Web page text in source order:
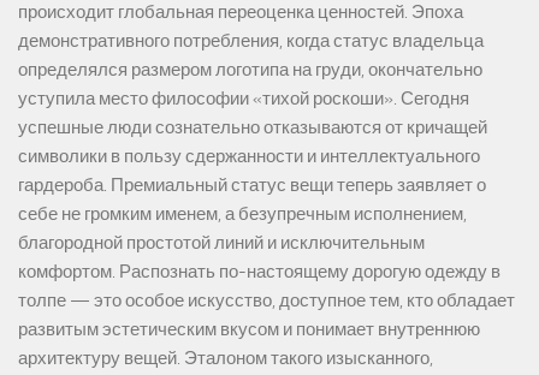
происходит глобальная переоценка ценностей. Эпоха
демонстративного потребления, когда статус владельца
определялся размером логотипа на груди, окончательно
уступила место философии «тихой роскоши». Сегодня
успешные люди сознательно отказываются от кричащей
символики в пользу сдержанности и интеллектуального
гардероба. Премиальный статус вещи теперь заявляет о
себе не громким именем, а безупречным исполнением,
благородной простотой линий и исключительным
комфортом. Распознать по-настоящему дорогую одежду в
толпе — это особое искусство, доступное тем, кто обладает
развитым эстетическим вкусом и понимает внутреннюю
архитектуру вещей. Эталоном такого изысканного,